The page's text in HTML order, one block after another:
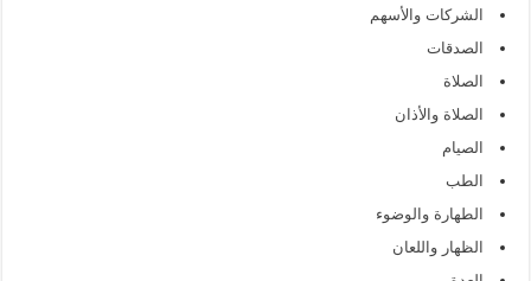
الشركات والأسهم
الصدقات
الصلاة
الصلاة والأذان
الصيام
الطب
الطهارة والوضوء
الظهار واللعان